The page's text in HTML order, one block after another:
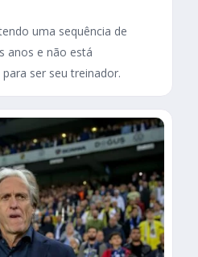
uma sequência de
anos e não está
ser seu treinador.